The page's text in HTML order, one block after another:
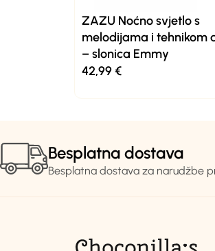
ZAZU Noćno svjetlo s
melodijama i tehnikom
– slonica Emmy
42,99€
Besplatna dostava
Besplatna dostava za narudžbe